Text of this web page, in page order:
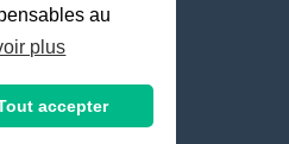
au
plus
accepter